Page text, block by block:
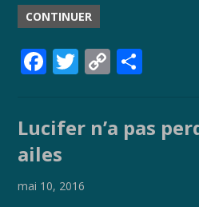
CONTINUER
F
ac
e
b
o
o
T
w
er
C
o
y g
Lucifer n’a pas
ailes
mai 10, 2016